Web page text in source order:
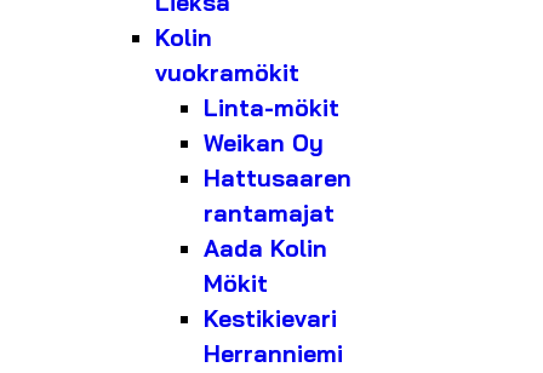
Kolin
vuokramökit
Linta-mökit
Weikan Oy
Hattusaaren
rantamajat
Aada Kolin
Mökit
Kestikievari
Herranniemi